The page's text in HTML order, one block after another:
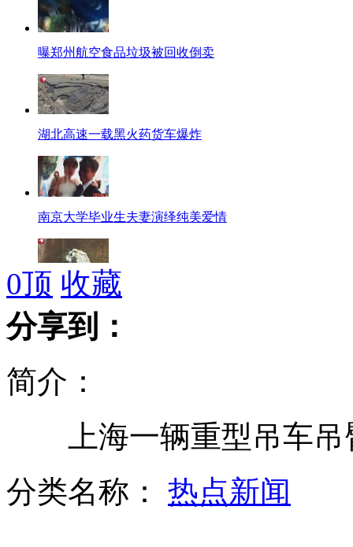
曝郑州航空食品垃圾被回收倒卖
湖北高速一载黑火药货车爆炸
南京大学毕业生夫妻演绎纯美爱情
印度一美洲豹掉入水库 叫声凄厉
美20名工友合买彩票中2.4亿美金
0顶 收藏
分享到：
简介：
上海一辆重型吊车吊
分类名称： 热点新闻